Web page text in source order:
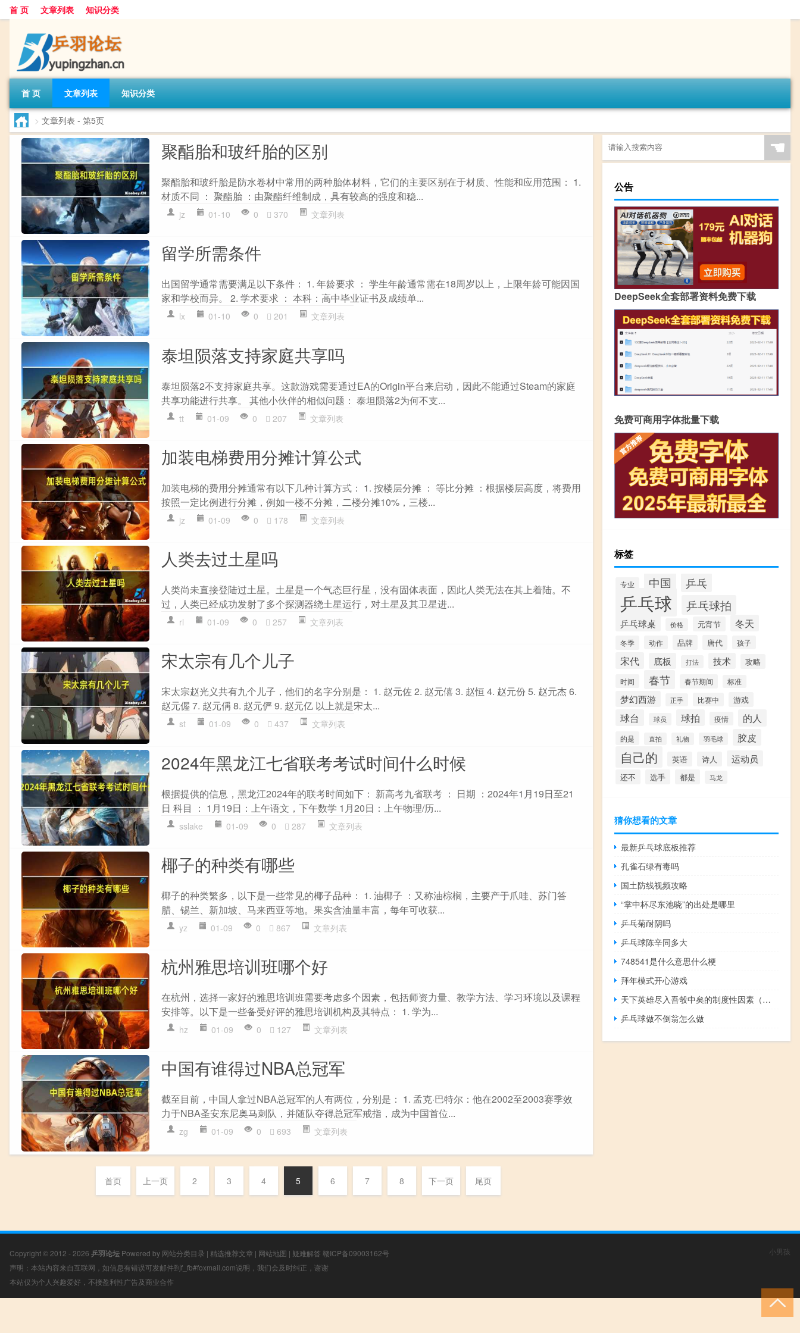
首 页 文章列表 知识分类
首 页 文章列表 知识分类
> 文章列表 - 第5页
聚酯胎和玻纤胎的区别
聚酯胎和玻纤胎是防水卷材中常用的两种胎体材料，它们的主要区别在于材质、性能和应用范围： 1.
材质不同 ： 聚酯胎 ：由聚酯纤维制成，具有较高的强度和稳...
jz 01-10 0 370 文章列表
留学所需条件
出国留学通常需要满足以下条件： 1. 年龄要求 ： 学生年龄通常需在18周岁以上，上限年龄可能因国
家和学校而异。 2. 学术要求 ： 本科：高中毕业证书及成绩单...
lx 01-10 0 201 文章列表
泰坦陨落支持家庭共享吗
泰坦陨落2不支持家庭共享。这款游戏需要通过EA的Origin平台来启动，因此不能通过Steam的家庭
共享功能进行共享。 其他小伙伴的相似问题： 泰坦陨落2为何不支...
tt 01-09 0 207 文章列表
加装电梯费用分摊计算公式
加装电梯的费用分摊通常有以下几种计算方式： 1. 按楼层分摊 ： 等比分摊 ：根据楼层高度，将费用
按照一定比例进行分摊，例如一楼不分摊，二楼分摊10%，三楼...
jz 01-09 0 178 文章列表
人类去过土星吗
人类尚未直接登陆过土星。土星是一个气态巨行星，没有固体表面，因此人类无法在其上着陆。不
过，人类已经成功发射了多个探测器绕土星运行，对土星及其卫星进...
rl 01-09 0 257 文章列表
宋太宗有几个儿子
宋太宗赵光义共有九个儿子，他们的名字分别是： 1. 赵元佐 2. 赵元僖 3. 赵恒 4. 赵元份 5. 赵元杰 6.
赵元偓 7. 赵元偁 8. 赵元俨 9. 赵元亿 以上就是宋太...
st 01-09 0 437 文章列表
2024年黑龙江七省联考考试时间什么时候
根据提供的信息，黑龙江2024年的联考时间如下： 新高考九省联考 ： 日期 ：2024年1月19日至21
日 科目 ： 1月19日：上午语文，下午数学 1月20日：上午物理/历...
sslake 01-09 0 287 文章列表
椰子的种类有哪些
椰子的种类繁多，以下是一些常见的椰子品种： 1. 油椰子 ：又称油棕榈，主要产于爪哇、苏门答
腊、锡兰、新加坡、马来西亚等地。果实含油量丰富，每年可收获...
yz 01-09 0 867 文章列表
杭州雅思培训班哪个好
在杭州，选择一家好的雅思培训班需要考虑多个因素，包括师资力量、教学方法、学习环境以及课程
安排等。以下是一些备受好评的雅思培训机构及其特点： 1. 学为...
hz 01-09 0 127 文章列表
中国有谁得过NBA总冠军
截至目前，中国人拿过NBA总冠军的人有两位，分别是： 1. 孟克·巴特尔：他在2002至2003赛季效
力于NBA圣安东尼奥马刺队，并随队夺得总冠军戒指，成为中国首位...
zg 01-09 0 693 文章列表
首页 上一页 2 3 4 5 6 7 8 下一页 尾页
☚
公告
DeepSeek全套部署资料免费下载
免费可商用字体批量下载
标签
专业 中国 乒乓
乒乓球 乒乓球拍
乒乓球桌 价格 元宵节 冬天
冬季 动作 品牌 唐代 孩子
宋代 底板 打法 技术 攻略
时间 春节 春节期间 标准
梦幻西游 正手 比赛中 游戏
球台 球员 球拍 疫情 的人
的是 直拍 礼物 羽毛球 胶皮
自己的 英语 诗人 运动员
还不 选手 都是 马龙
猜你想看的文章
最新乒乓球底板推荐
孔雀石绿有毒吗
国土防线视频攻略
“掌中杯尽东池晓”的出处是哪里
乒乓菊耐阴吗
乒乓球陈辛同多大
748541是什么意思什么梗
拜年模式开心游戏
天下英雄尽入吾彀中矣的制度性因素（天下英雄尽入吾彀中矣）
乒乓球做不倒翁怎么做
Copyright © 2012 - 2026 乒羽论坛 Powered by 网站分类目录 | 精选推荐文章 | 网站地图 | 疑难解答 赣ICP备09003162号
声明：本站内容来自互联网，如信息有错误可发邮件到f_fb#foxmail.com说明，我们会及时纠正，谢谢
本站仅为个人兴趣爱好，不接盈利性广告及商业合作
小男孩